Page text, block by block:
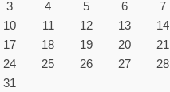
3
4 5 6 7
10
11 12 13 14
17
18 19 20 21
24
25 26 27 28
31